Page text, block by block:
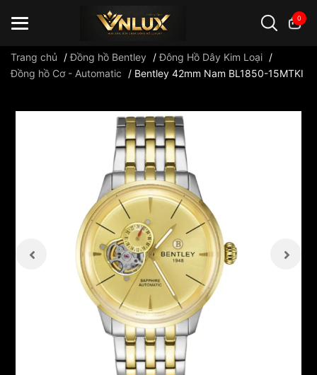
0
Trang chủ /Đồng hồ Bentley /Đông Hồ Dây Kim Loại /
Đồng hồ Cơ - Automatic
/ Bentley 42mm Nam BL1850-15MTKI